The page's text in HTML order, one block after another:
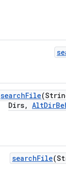
searchFile
Dirs, AltDir
searchFile